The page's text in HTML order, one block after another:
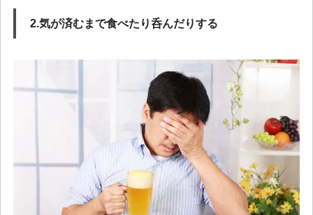
2.気が済むまで食べたり呑んだりする